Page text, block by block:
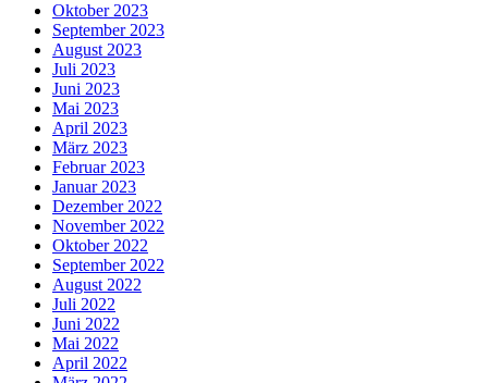
Oktober 2023
September 2023
August 2023
Juli 2023
Juni 2023
Mai 2023
April 2023
März 2023
Februar 2023
Januar 2023
Dezember 2022
November 2022
Oktober 2022
September 2022
August 2022
Juli 2022
Juni 2022
Mai 2022
April 2022